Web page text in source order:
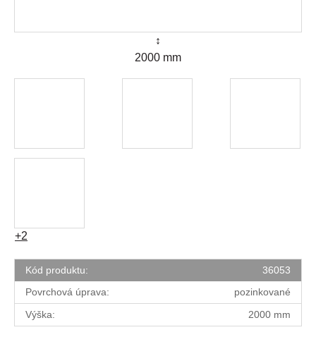
↕
2000 mm
+2
Kód produktu:
36053
Povrchová úprava:
pozinkované
Výška:
2000 mm